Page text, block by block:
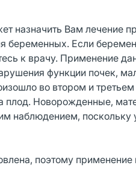
назначить Вам лечение
беременных. Если
к врачу. Применение
функции почек,
во втором и
плод. Новорожденные,
наблюдением, поскольку
поэтому применение